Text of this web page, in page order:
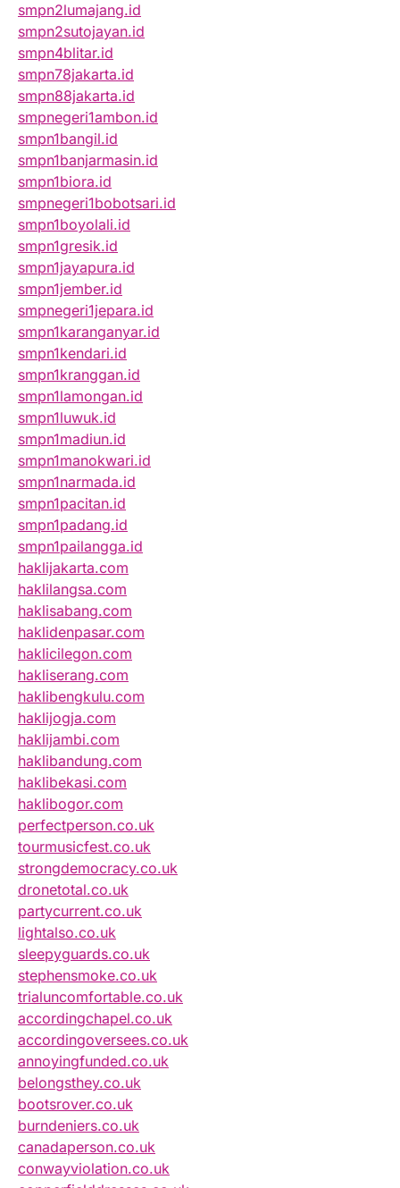
smpn2lumajang.id
smpn2sutojayan.id
smpn4blitar.id
smpn78jakarta.id
smpn88jakarta.id
smpnegeri1ambon.id
smpn1bangil.id
smpn1banjarmasin.id
smpn1biora.id
smpnegeri1bobotsari.id
smpn1boyolali.id
smpn1gresik.id
smpn1jayapura.id
smpn1jember.id
smpnegeri1jepara.id
smpn1karanganyar.id
smpn1kendari.id
smpn1kranggan.id
smpn1lamongan.id
smpn1luwuk.id
smpn1madiun.id
smpn1manokwari.id
smpn1narmada.id
smpn1pacitan.id
smpn1padang.id
smpn1pailangga.id
haklijakarta.com
haklilangsa.com
haklisabang.com
haklidenpasar.com
haklicilegon.com
hakliserang.com
haklibengkulu.com
haklijogja.com
haklijambi.com
haklibandung.com
haklibekasi.com
haklibogor.com
perfectperson.co.uk
tourmusicfest.co.uk
strongdemocracy.co.uk
dronetotal.co.uk
partycurrent.co.uk
lightalso.co.uk
sleepyguards.co.uk
stephensmoke.co.uk
trialuncomfortable.co.uk
accordingchapel.co.uk
accordingoversees.co.uk
annoyingfunded.co.uk
belongsthey.co.uk
bootsrover.co.uk
burndeniers.co.uk
canadaperson.co.uk
conwayviolation.co.uk